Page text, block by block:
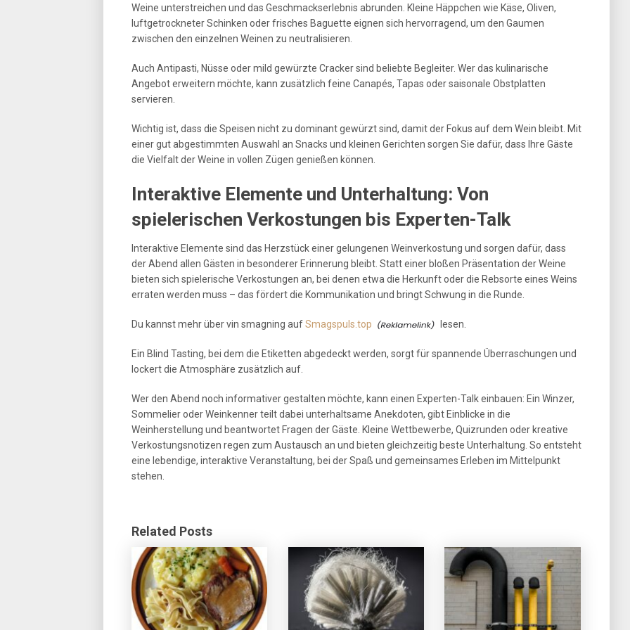
Weine unterstreichen und das Geschmackserlebnis abrunden. Kleine Häppchen wie Käse, Oliven,
luftgetrockneter Schinken oder frisches Baguette eignen sich hervorragend, um den Gaumen
zwischen den einzelnen Weinen zu neutralisieren.
Auch Antipasti, Nüsse oder mild gewürzte Cracker sind beliebte Begleiter. Wer das kulinarische
Angebot erweitern möchte, kann zusätzlich feine Canapés, Tapas oder saisonale Obstplatten
servieren.
Wichtig ist, dass die Speisen nicht zu dominant gewürzt sind, damit der Fokus auf dem Wein bleibt. Mit
einer gut abgestimmten Auswahl an Snacks und kleinen Gerichten sorgen Sie dafür, dass Ihre Gäste
die Vielfalt der Weine in vollen Zügen genießen können.
Interaktive Elemente und Unterhaltung: Von
spielerischen Verkostungen bis Experten-Talk
Interaktive Elemente sind das Herzstück einer gelungenen Weinverkostung und sorgen dafür, dass
der Abend allen Gästen in besonderer Erinnerung bleibt. Statt einer bloßen Präsentation der Weine
bieten sich spielerische Verkostungen an, bei denen etwa die Herkunft oder die Rebsorte eines Weins
erraten werden muss – das fördert die Kommunikation und bringt Schwung in die Runde.
Du kannst mehr über vin smagning aufSmagspuls.top lesen.
Ein Blind Tasting, bei dem die Etiketten abgedeckt werden, sorgt für spannende Überraschungen und
lockert die Atmosphäre zusätzlich auf.
Wer den Abend noch informativer gestalten möchte, kann einen Experten-Talk einbauen: Ein Winzer,
Sommelier oder Weinkenner teilt dabei unterhaltsame Anekdoten, gibt Einblicke in die
Weinherstellung und beantwortet Fragen der Gäste. Kleine Wettbewerbe, Quizrunden oder kreative
Verkostungsnotizen regen zum Austausch an und bieten gleichzeitig beste Unterhaltung. So entsteht
eine lebendige, interaktive Veranstaltung, bei der Spaß und gemeinsames Erleben im Mittelpunkt
stehen.
Related Posts